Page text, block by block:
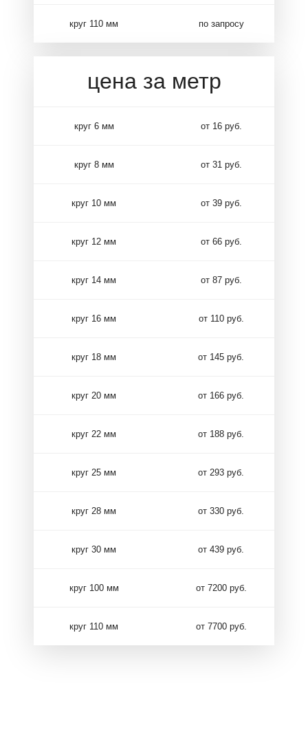
круг 110 мм по запросу
цена за метр
круг 6 мм от 16 руб.
круг 8 мм от 31 руб.
круг 10 мм от 39 руб.
круг 12 мм от 66 руб.
круг 14 мм от 87 руб.
круг 16 мм от 110 руб.
круг 18 мм от 145 руб.
круг 20 мм от 166 руб.
круг 22 мм от 188 руб.
круг 25 мм от 293 руб.
круг 28 мм от 330 руб.
круг 30 мм от 439 руб.
круг 100 мм от 7200 руб.
круг 110 мм от 7700 руб.